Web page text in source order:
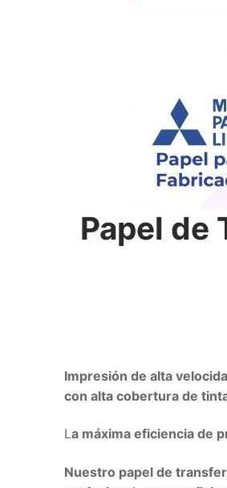
Papel de
Impresión de alta
con alta cobertura de
La máxima eficiencia de
Nuestro papel de